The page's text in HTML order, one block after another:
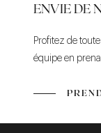
ENVIE DE
Profitez de
équipe en